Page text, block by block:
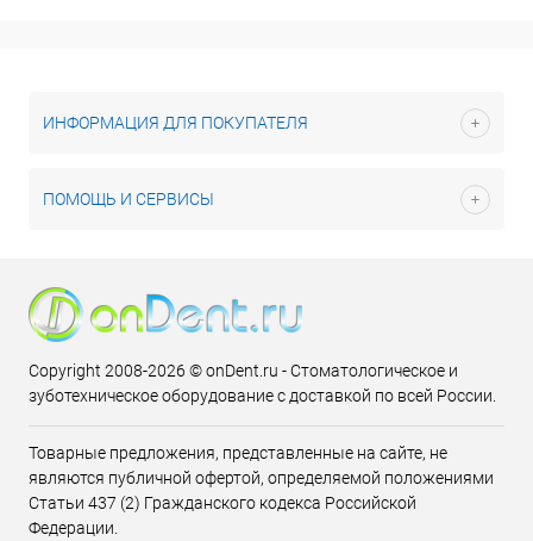
ИНФОРМАЦИЯ ДЛЯ ПОКУПАТЕЛЯ
ПОМОЩЬ И СЕРВИСЫ
Copyright 2008-2026 © onDent.ru - Стоматологическое и
зуботехническое оборудование с доставкой по всей России.
Товарные предложения, представленные на сайте, не
являются публичной офертой, определяемой положениями
Статьи 437 (2) Гражданского кодекса Российской
Федерации.